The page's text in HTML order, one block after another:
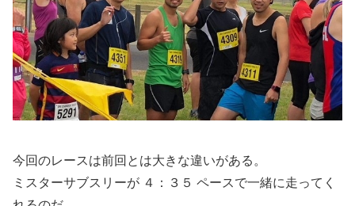
今回のレースは前回とは大きな違いがある。
ミスターサブスリーが ４：３５ ペースで一緒に走ってく